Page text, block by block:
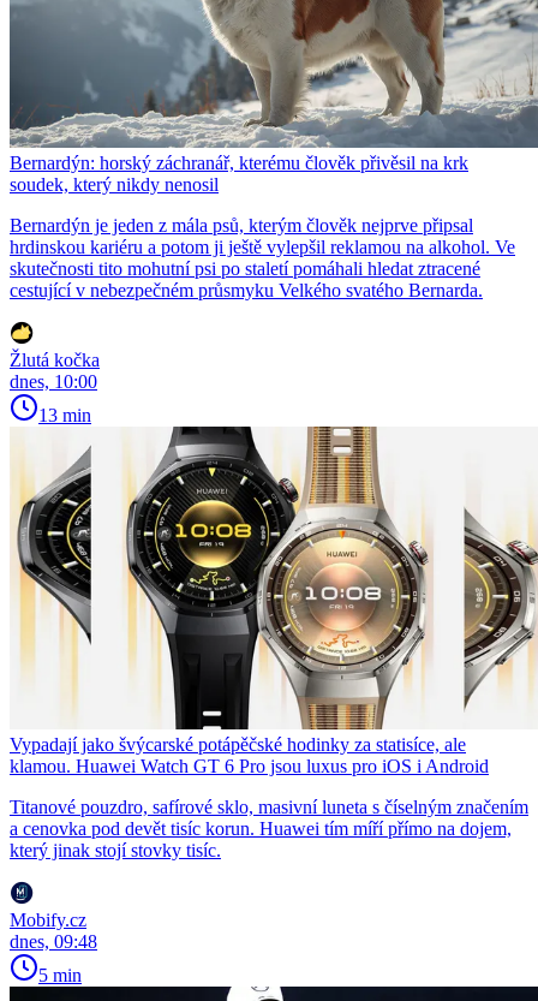
Bernardýn: horský záchranář, kterému člověk přivěsil na krk
soudek, který nikdy nenosil
Bernardýn je jeden z mála psů, kterým člověk nejprve připsal
hrdinskou kariéru a potom ji ještě vylepšil reklamou na alkohol. Ve
skutečnosti tito mohutní psi po staletí pomáhali hledat ztracené
cestující v nebezpečném průsmyku Velkého svatého Bernarda.
Žlutá kočka
dnes, 10:00
13 min
Vypadají jako švýcarské potápěčské hodinky za statisíce, ale
klamou. Huawei Watch GT 6 Pro jsou luxus pro iOS i Android
Titanové pouzdro, safírové sklo, masivní luneta s číselným značením
a cenovka pod devět tisíc korun. Huawei tím míří přímo na dojem,
který jinak stojí stovky tisíc.
Mobify.cz
dnes, 09:48
5 min